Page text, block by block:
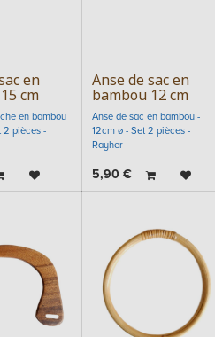
en
cm
en bambou
2 pièces -
Anse de sac en
bambou 12 cm
Anse de sac en bambou -
12cm ø - Set 2 pièces -
Rayher
5,90€